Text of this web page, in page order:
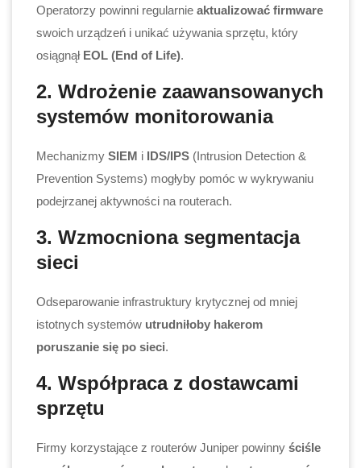
Operatorzy powinni regularnie aktualizować firmware
swoich urządzeń i unikać używania sprzętu, który
osiągnął EOL (End of Life).
2. Wdrożenie zaawansowanych
systemów monitorowania
Mechanizmy SIEM i IDS/IPS (Intrusion Detection &
Prevention Systems) mogłyby pomóc w wykrywaniu
podejrzanej aktywności na routerach.
3. Wzmocniona segmentacja
sieci
Odseparowanie infrastruktury krytycznej od mniej
istotnych systemów utrudniłoby hakerom
poruszanie się po sieci.
4. Współpraca z dostawcami
sprzętu
Firmy korzystające z routerów Juniper powinny ściśle